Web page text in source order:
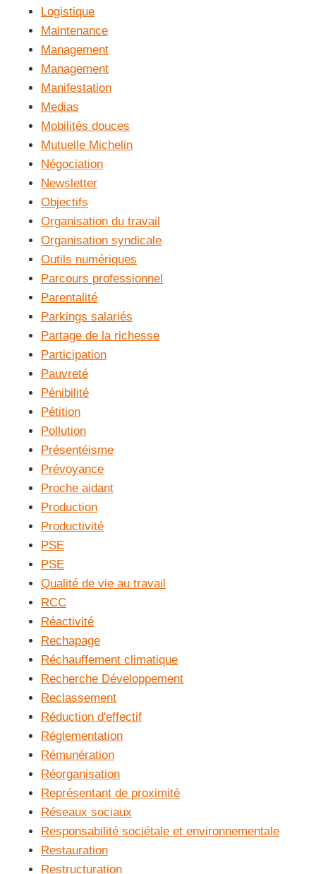
Logistique
Maintenance
Management
Management
Manifestation
Medias
Mobilités douces
Mutuelle Michelin
Négociation
Newsletter
Objectifs
Organisation du travail
Organisation syndicale
Outils numériques
Parcours professionnel
Parentalité
Parkings salariés
Partage de la richesse
Participation
Pauvreté
Pénibilité
Pétition
Pollution
Présentéisme
Prévoyance
Proche aidant
Production
Productivité
PSE
PSE
Qualité de vie au travail
RCC
Réactivité
Rechapage
Réchauffement climatique
Recherche Développement
Reclassement
Réduction d'effectif
Réglementation
Rémunération
Réorganisation
Représentant de proximité
Réseaux sociaux
Responsabilité sociétale et environnementale
Restauration
Restructuration